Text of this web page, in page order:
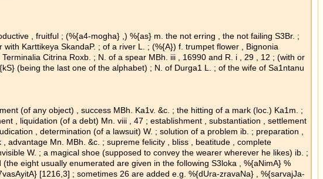
, fruitful ; (%{a4-mogha} ,) %{as} m. the not erring , the not failing S3Br. ;
Karttikeya SkandaP. ; of a river L. ; (%{A}) f. trumpet flower , Bignonia
Citrina Roxb. ; N. of a spear MBh. iii , 16990 and R. i , 29 , 12 ; (with or
(being the last one of the alphabet) ; N. of Durga1 L. ; of the wife of Sa1ntanu
(of any object) , success MBh. Ka1v. &c. ; the hitting of a mark (loc.) Ka1m. ;
, liquidation (of a debt) Mn. viii , 47 ; establishment , substantiation , settlement
, determination (of a lawsuit) W. ; solution of a problem ib. ; preparation ,
advantage Mn. MBh. &c. ; supreme felicity , bliss , beatitude , complete
W. ; a magical shoe (supposed to convey the wearer wherever he likes) ib. ;
eight usually enumerated are given in the following S3loka , %{aNimA} %
[1216,3] ; sometimes 26 are added e.g. %{dUra-zravaNa} , %{sarvajJa-